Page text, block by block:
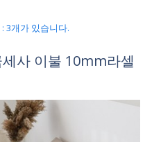
3개가 있습니다.
사 이불 10mm라셀